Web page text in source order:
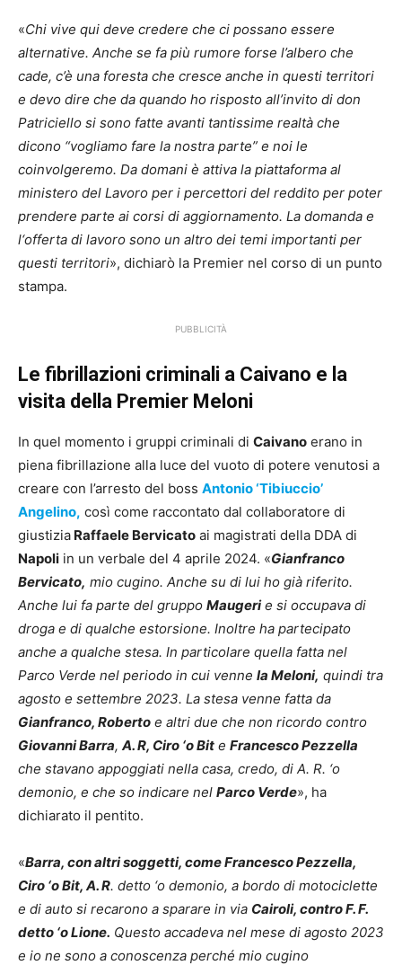
«Chi vive qui deve credere che ci possano essere
alternative. Anche se fa più rumore forse l’albero che
cade, c’è una foresta che cresce anche in questi territori
e devo dire che da quando ho risposto all’invito di don
Patriciello si sono fatte avanti tantissime realtà che
dicono “vogliamo fare la nostra parte” e noi le
coinvolgeremo. Da domani è attiva la piattaforma al
ministero del Lavoro per i percettori del reddito per poter
prendere parte ai corsi di aggiornamento. La domanda e
l‘offerta di lavoro sono un altro dei temi importanti per
questi territori», dichiarò la Premier nel corso di un punto
stampa.
PUBBLICITÀ
Le fibrillazioni criminali a Caivano e la
visita della Premier Meloni
In quel momento i gruppi criminali di Caivano erano in
piena fibrillazione alla luce del vuoto di potere venutosi a
creare con l’arresto del boss Antonio ‘Tibiuccio’
Angelino, così come raccontato dal collaboratore di
giustizia Raffaele Bervicato ai magistrati della DDA di
Napoli in un verbale del 4 aprile 2024. «Gianfranco
Bervicato, mio cugino. Anche su di lui ho già riferito.
Anche lui fa parte del gruppo Maugerie si occupava di
droga e di qualche estorsione. Inoltre ha partecipato
anche a qualche stesa. In particolare quella fatta nel
Parco Verde nel periodo in cui venne la Meloni, quindi tra
agosto e settembre 2023. La stesa venne fatta da
Gianfranco, Roberto e altri due che non ricordo contro
Giovanni Barra, A. R, Ciro ‘o Bit e Francesco Pezzella
che stavano appoggiati nella casa, credo, di A. R. ‘o
demonio, e che so indicare nel Parco Verde», ha
dichiarato il pentito.
«Barra, con altri soggetti, come Francesco Pezzella,
Ciro ‘o Bit, A. R. detto ‘o demonio, a bordo di motociclette
e di auto si recarono a sparare in via Cairoli, contro F. F.
detto ‘o Lione. Questo accadeva nel mese di agosto 2023
e io ne sono a conoscenza perché mio cugino